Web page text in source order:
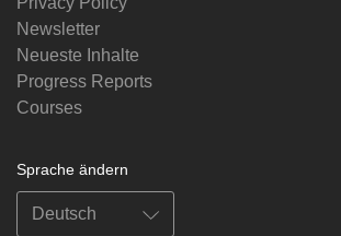
Newsletter
Neueste Inhalte
Progress Reports
Courses
Sprache ändern